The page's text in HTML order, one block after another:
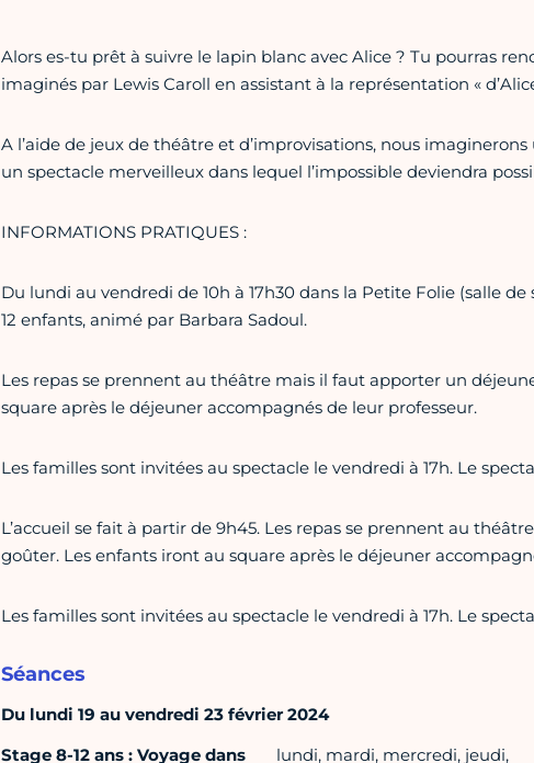
Alors es-tu prêt à suivre le lapin blanc avec Alice ? Tu pourras
imaginés par Lewis Caroll en assistant à la représentation «
A l’aide de jeux de théâtre et d’improvisations, nous
un spectacle merveilleux dans lequel l’impossible deviendra
INFORMATIONS PRATIQUES :
Du lundi au vendredi de 10h à 17h30 dans la Petite Folie (salle
12 enfants, animé par Barbara Sadoul.
Les repas se prennent au théâtre mais il faut apporter un
square après le déjeuner accompagnés de leur professeur.
Les familles sont invitées au spectacle le vendredi à 17h. Le
L’accueil se fait à partir de 9h45. Les repas se prennent au
goûter. Les enfants iront au square après le déjeuner
Les familles sont invitées au spectacle le vendredi à 17h. Le
Séances
Du lundi 19 au vendredi 23 février 2024
Stage 8-12 ans : Voyage dans
lundi, mardi, mercredi, jeudi,